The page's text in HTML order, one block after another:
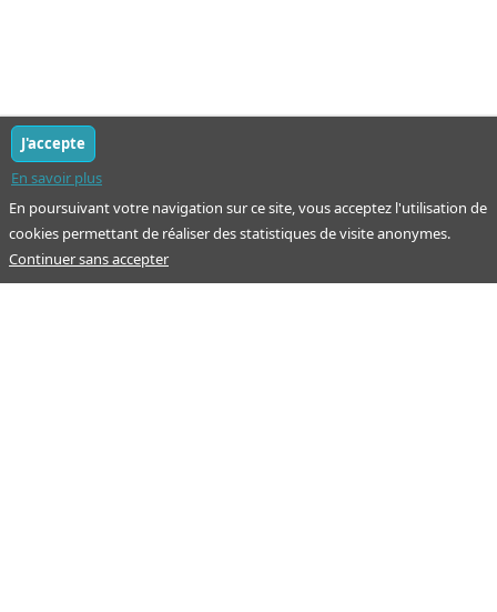
En poursuivant votre navigation sur ce site, vous acceptez l'utilisation de
cookies permettant de réaliser des statistiques de visite anonymes.
En savoir plus
J'accepte
Continuer sans accepter